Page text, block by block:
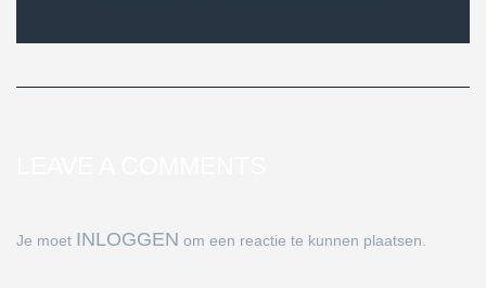
Je moet INLOGGEN om een reactie te kunnen plaatsen.